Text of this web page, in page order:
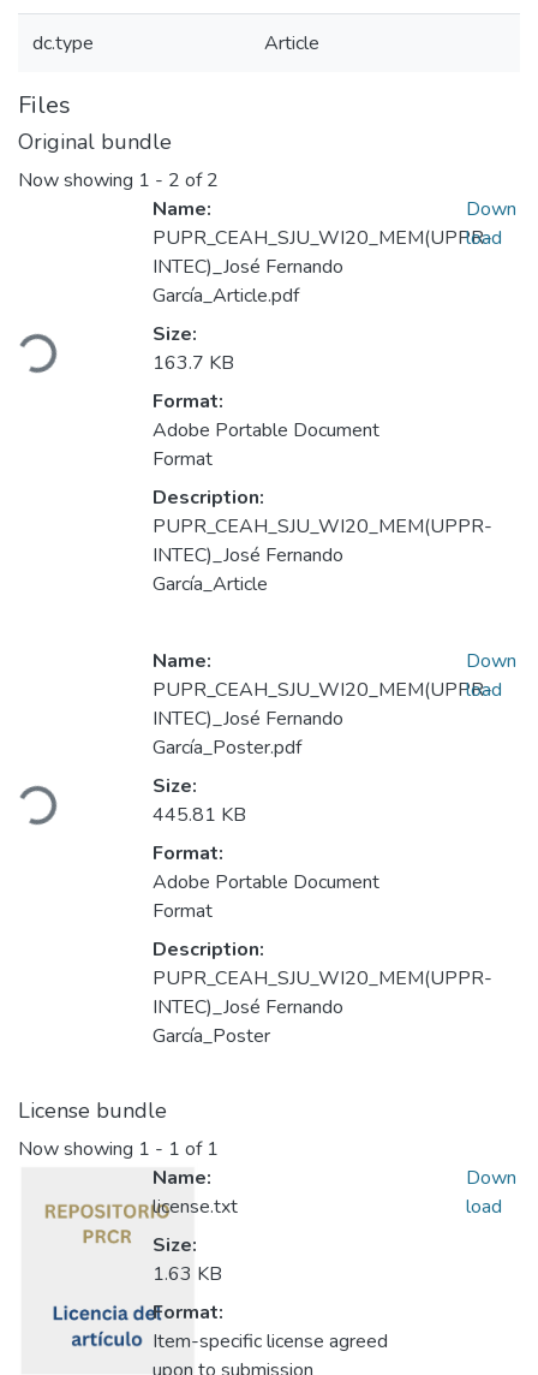
dc.type Article
Files
Original bundle
Now showing 1 - 2 of 2
Loading...
Name:
PUPR_CEAH_SJU_WI20_MEM(UPPR-
INTEC)_José Fernando
García_Article.pdf
Size:
163.7 KB
Format:
Adobe Portable Document
Format
Description:
PUPR_CEAH_SJU_WI20_MEM(UPPR-
INTEC)_José Fernando
García_Article
Down
load
Loading...
Name:
PUPR_CEAH_SJU_WI20_MEM(UPPR-
INTEC)_José Fernando
García_Poster.pdf
Size:
445.81 KB
Format:
Adobe Portable Document
Format
Description:
PUPR_CEAH_SJU_WI20_MEM(UPPR-
INTEC)_José Fernando
García_Poster
Down
load
License bundle
Now showing 1 - 1 of 1
Name:
license.txt
Size:
1.63 KB
Format:
Item-specific license agreed
Down
load